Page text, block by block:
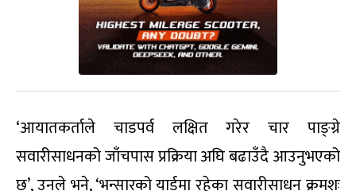
‘आयातकर्ताले चाडपर्व लक्षित गरेर चार पाङ्ग्रे
सवारीसाधनको जाँचपास प्रक्रिया अघि बढाउँदै आउनुभएको
छ’, उनले भने, ‘भन्सारको यार्डमा रहेका सवारीसाधन क्रमशः